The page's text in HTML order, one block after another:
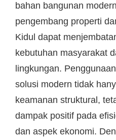
bahan bangunan
pengembang properti
Kidul dapat
kebutuhan masyarakat
lingkungan.
solusi modern tidak
keamanan struktural,
dampak positif pada
dan aspek ekonomi.